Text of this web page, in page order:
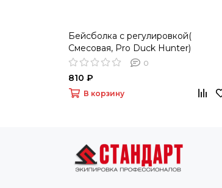
Бейсболка с регулировкой(
Смесовая, Pro Duck Hunter)
0
810 ₽
В корзину